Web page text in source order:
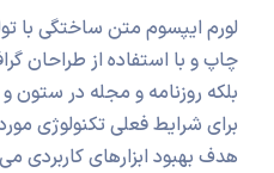
لورم ایپسوم متن ساختگی با
چاپ و با استفاده از طراحان
بلکه روزنامه و مجله در ستون
برای شرایط فعلی تکنولوژی
هدف بهبود ابزارهای کاربردی